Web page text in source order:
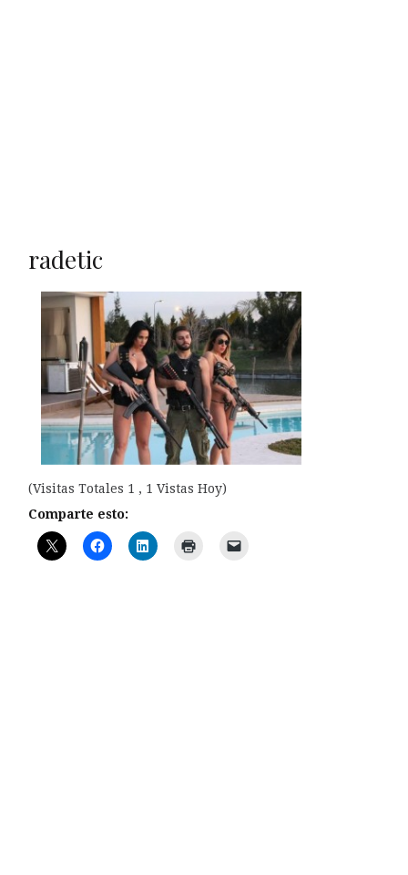
radetic
(Visitas Totales 1 , 1 Vistas Hoy)
Comparte esto: